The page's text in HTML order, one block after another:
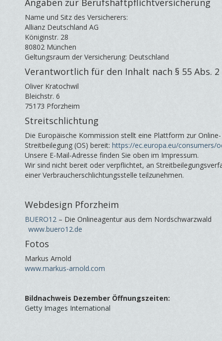
Angaben zur Berufshaftpflichtversicherung
Name und Sitz des Versicherers:
Allianz Deutschland AG
Königinstr. 28
80802 München
Geltungsraum der Versicherung: Deutschland
Verantwortlich für den Inhalt nach § 55 Abs. 2
Oliver Kratochwil
Bleichstr. 6
75173 Pforzheim
Streitschlichtung
Die Europäische Kommission stellt eine Plattform zur Online-
Streitbeilegung (OS) bereit: https://ec.europa.eu/consumers/
Unsere E-Mail-Adresse finden Sie oben im Impressum.
Wir sind nicht bereit oder verpflichtet, an
einer Verbraucherschlichtungsstelle teilzunehmen.
Webdesign Pforzheim
BUERO12 – Die Onlineagentur aus dem Nordschwarzwald
www.buero12.de
Fotos
Markus Arnold
www.markus-arnold.com
Bildnachweis Dezember Öffnungszeiten:
Getty Images International